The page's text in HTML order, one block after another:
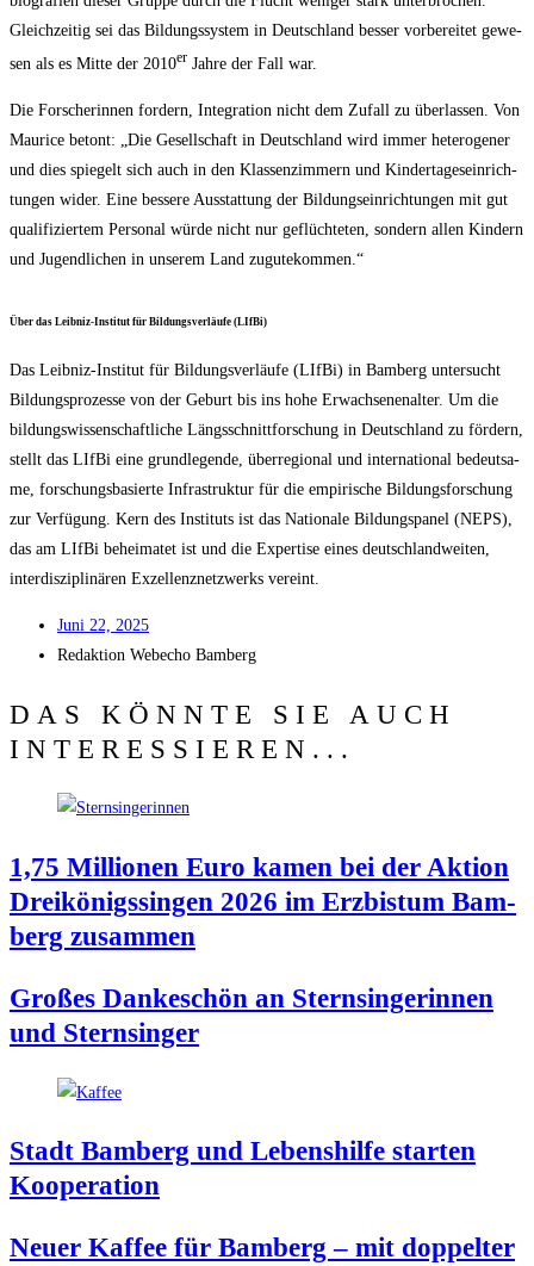
Gleich­zei­tig sei das Bil­dungs­sys­tem in Deutsch­land bes­ser vor­be­rei­tet gewe­
sen als es Mit­te der 2010er Jah­re der Fall war.
Die For­sche­rin­nen for­dern, Inte­gra­ti­on nicht dem Zufall zu über­las­sen. Von
Mau­rice betont: „Die Gesell­schaft in Deutsch­land wird immer hete­ro­ge­ner
und dies spie­gelt sich auch in den Klas­sen­zim­mern und Kin­der­ta­ges­ein­rich­
tun­gen wider. Eine bes­se­re Aus­stat­tung der Bil­dungs­ein­rich­tun­gen mit gut
qua­li­fi­zier­tem Per­so­nal wür­de nicht nur geflüch­te­ten, son­dern allen Kin­dern
und Jugend­li­chen in unse­rem Land zugutekommen.“
Über das Leib­niz-Insti­tut für Bil­dungs­ver­läu­fe (LIf­Bi)
Das Leib­niz-Insti­tut für Bil­dungs­ver­läu­fe (LIf­Bi) in Bam­berg unter­sucht
Bil­dungs­pro­zes­se von der Geburt bis ins hohe Erwach­se­nen­al­ter. Um die
bil­dungs­wis­sen­schaft­li­che Längs­schnitt­for­schung in Deutsch­land zu för­dern,
stellt das LIf­Bi eine grund­le­gen­de, über­re­gio­nal und inter­na­tio­nal bedeut­sa­
me, for­schungs­ba­sier­te Infra­struk­tur für die empi­ri­sche Bil­dungs­for­schung
zur Ver­fü­gung. Kern des Insti­tuts ist das Natio­na­le Bil­dungs­pa­nel (NEPS),
das am LIf­Bi behei­ma­tet ist und die Exper­ti­se eines deutsch­land­wei­ten,
inter­dis­zi­pli­nä­ren Exzel­lenz­netz­werks vereint.
Juni 22, 2025
Redak­ti­on Web­echo Bamberg
DAS KÖNNTE SIE AUCH
INTERESSIEREN...
1,75 Mil­lio­nen Euro kamen bei der Akti­on
Drei­kö­nigs­sin­gen 2026 im Erz­bis­tum Bam­
berg zusammen
Gro­ßes Dan­ke­schön an Stern­sin­ge­rin­nen
und Sternsinger
Stadt Bam­berg und Lebens­hil­fe star­ten
Kooperation
Neu­er Kaf­fee für Bam­berg – mit dop­pel­ter